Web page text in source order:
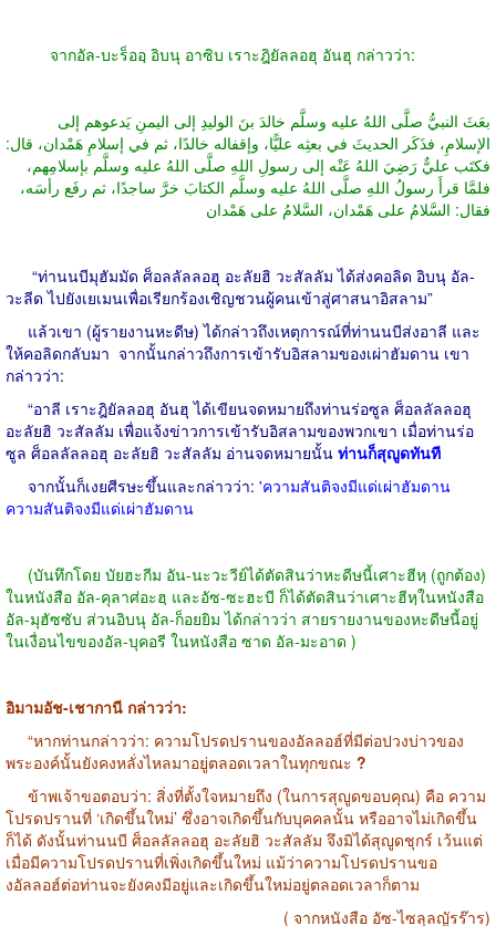
จากอัล-บะร็ออฺ อิบนุ อาซิบ เราะฎิยัลลอฮุ อันฮุ กล่าวว่า:
بعَثَ النبيُّ صلَّى اللهُ عليه وسلَّم خالدَ بنَ الوليدِ إلى اليمنِ يَدعوهم إلى
الإسلامِ، فذَكَر الحديثَ في بعثِه عليًّا، وإقفاله خالدًا، ثم في إسلامِ هَمْدان، قال:
فكتَب عليٌّ رَضِيَ اللهُ عَنْه إلى رسولِ اللهِ صلَّى اللهُ عليه وسلَّم بإسلامِهم،
فلمَّا قرأَ رسولُ اللهِ صلَّى اللهُ عليه وسلَّم الكتابَ خرَّ ساجدًا، ثم رفَع رأسَه،
فقال: السَّلامُ على هَمْدان، السَّلامُ على هَمْدان
“ท่านนบีมุฮัมมัด ศ็อลลัลลอฮุ อะลัยฮิ วะสัลลัม ได้ส่งคอลิด อิบนุ อัล-
วะลีด ไปยังเยเมนเพื่อเรียกร้องเชิญชวนผู้คนเข้าสู่ศาสนาอิสลาม”
แล้วเขา (ผู้รายงานหะดีษ) ได้กล่าวถึงเหตุการณ์ที่ท่านนบีส่งอาลี และ
ให้คอลิดกลับมา จากนั้นกล่าวถึงการเข้ารับอิสลามของเผ่าฮัมดาน เขา
กล่าวว่า:
“อาลี เราะฎิยัลลอฮุ อันฮุ ได้เขียนจดหมายถึงท่านร่อซูล ศ็อลลัลลอฮุ
อะลัยฮิ วะสัลลัม เพื่อแจ้งข่าวการเข้ารับอิสลามของพวกเขา เมื่อท่านร่อ
ซูล ศ็อลลัลลอฮุ อะลัยฮิ วะสัลลัม อ่านจดหมายนั้น ท่านก็สุญูดทันที
จากนั้นก็เงยศีรษะขึ้นและกล่าวว่า: 'ความสันติจงมีแด่เผ่าฮัมดาน
ความสันติจงมีแด่เผ่าฮัมดาน
(บันทึกโดย บัยฮะกีม อัน-นะวะวีย์ได้ตัดสินว่าหะดีษนี้เศาะฮีหฺ (ถูกต้อง)
ในหนังสือ อัล-คุลาศ่อะฮฺ และอัซ-ซะฮะบี ก็ได้ตัดสินว่าเศาะฮีหฺในหนังสือ
อัล-มุฮัซซับ ส่วนอิบนุ อัล-ก็อยยิม ได้กล่าวว่า สายรายงานของหะดีษนี้อยู่
ในเงื่อนไขของอัล-บุคอรี ในหนังสือ ซาด อัล-มะอาด )
อิมามอัช-เชากานี กล่าวว่า:
“หากท่านกล่าวว่า: ความโปรดปรานของอัลลอฮ์ที่มีต่อปวงบ่าวของ
พระองค์นั้นยังคงหลั่งไหลมาอยู่ตลอดเวลาในทุกขณะ ?
ข้าพเจ้าขอตอบว่า: สิ่งที่ตั้งใจหมายถึง (ในการสุญูดขอบคุณ) คือ ความ
โปรดปรานที่ ‘เกิดขึ้นใหม่’ ซึ่งอาจเกิดขึ้นกับบุคคลนั้น หรืออาจไม่เกิดขึ้น
ก็ได้ ดังนั้นท่านนบี ศ็อลลัลลอฮุ อะลัยฮิ วะสัลลัม จึงมิได้สุญูดชุกร์ เว้นแต่
เมื่อมีความโปรดปรานที่เพิ่งเกิดขึ้นใหม่ แม้ว่าความโปรดปรานขอ
งอัลลอฮ์ต่อท่านจะยังคงมีอยู่และเกิดขึ้นใหม่อยู่ตลอดเวลาก็ตาม
( จากหนังสือ อัซ-ไซลุลญัรร๊าร)